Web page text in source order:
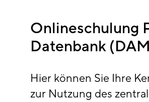
Onlineschulung
Datenbank
Hier können Sie Ihre
zur Nutzung des